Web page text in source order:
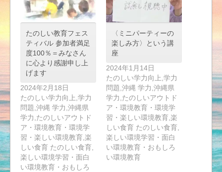
たのしい教育フェス
ティバル 参加者満足
度100％＝みなさん
に心より感謝申し上
げます
2024年2月18日
たのしい学力向上,学力
問題,沖縄 学力,沖縄県
学力,たのしいアウトド
ア・環境教育・環境学
習・楽しい環境教育,楽
しい食育 たのしい食育,
楽しい環境学習・面白
い環境教育・おもしろ
〈ミニパーティーの
楽しみ方〉という講
座
2024年1月14日
たのしい学力向上,学力
問題,沖縄 学力,沖縄県
学力,たのしいアウトド
ア・環境教育・環境学
習・楽しい環境教育,楽
しい食育 たのしい食育,
楽しい環境学習・面白
い環境教育・おもしろ
い環境教育